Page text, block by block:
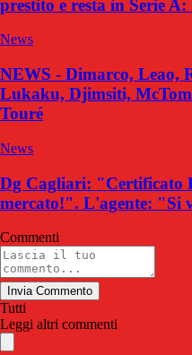
prestito e resta in Serie
News
NEWS - Dimarco, Leao,
Lukaku, Djimsiti,
Touré
News
Dg Cagliari: "Certificato
mercato!". L'agente: "Si
Commenti
Invia Commento
Tutti
Leggi altri commenti